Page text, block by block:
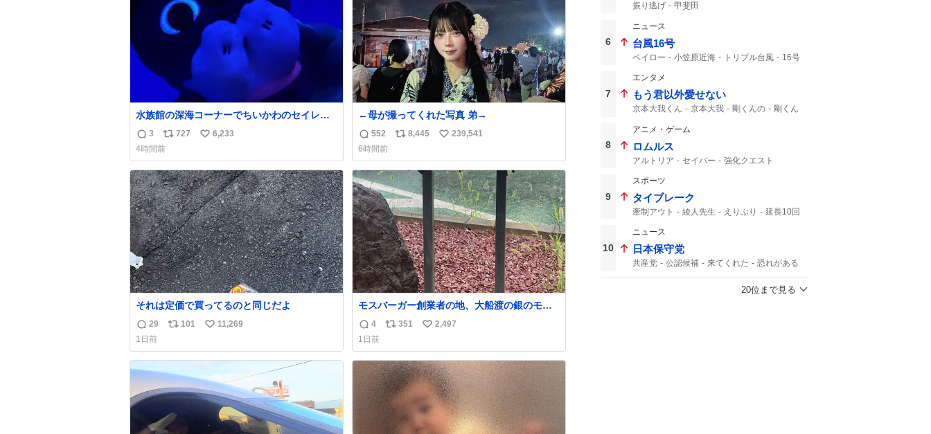
数
数
水族館の深海コーナーでちいかわのセイレー
ンぬい取り出したら目光っててビビりました
#ちいかわ
返
信
数
3
リ
ポ
ス
ト
数
727
い
ね
数
6,233
4時間前
←母が撮ってくれた写真 弟→
返
信
数
552
リ
ス
ト
数
8,445
い
ね
数
239,541
6時間前
それは定価で買ってるのと同じだよ
返
信
数
29
リ
ス
ト
数
101
い
ね
11,269
1日前
モスバーガー創業者の地、大船渡の銀のモス
バーガーに一礼。
返
信
数
4
リ
ス
ト
数
351
い
ね
数
2,497
1日前
振り逃げ 甲斐田
6
ニュース
台風16号
ペイロー 小笠原近海 トリプル台風
16号
台風14号
7
エンタメ
もう君以外愛せない
京本大我くん 京本大我 剛くんの
剛くん
京本さん
DOMOTO
8
アニメ・ゲーム
ロムルス
アルトリア セイバー 強化クエスト
9
スポーツ
タイブレーク
牽制アウト 綾人先生 えりぶり
延長10回
2アウトから
10
ニュース
日本保守党
共産党 公認候補 来てくれた
恐れがある
20位まで見る